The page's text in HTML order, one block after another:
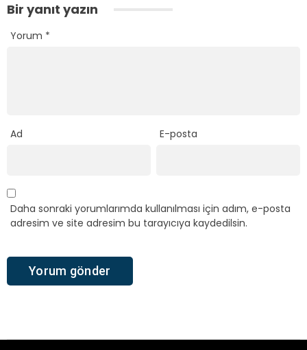
Bir yanıt yazın
Yorum *
Ad E-posta
Daha sonraki yorumlarımda kullanılması için adım, e-posta
adresim ve site adresim bu tarayıcıya kaydedilsin.